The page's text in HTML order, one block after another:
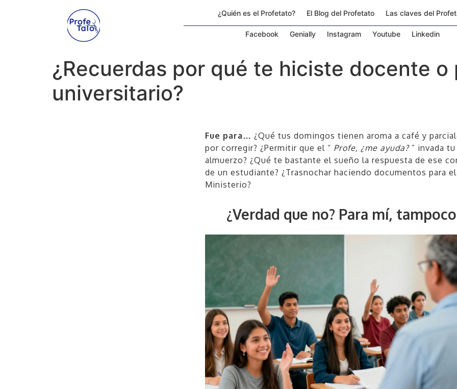
¿Quién es el Profetato? El Blog del Profetato Las claves del
Facebook Genially Instagram Youtube Linkedin
¿Recuerdas por qué te hiciste docente o
universitario?
Fue para… ¿Qué tus domingos tienen aroma a café y
por corregir? ¿Permitir que el “ Profe, ¿me ayuda?” invada tu
almuerzo? ¿Qué te bastante el sueño la respuesta de ese
de un estudiante? ¿Trasnochar haciendo documentos para el
Ministerio?
¿Verdad que no? Para mí,